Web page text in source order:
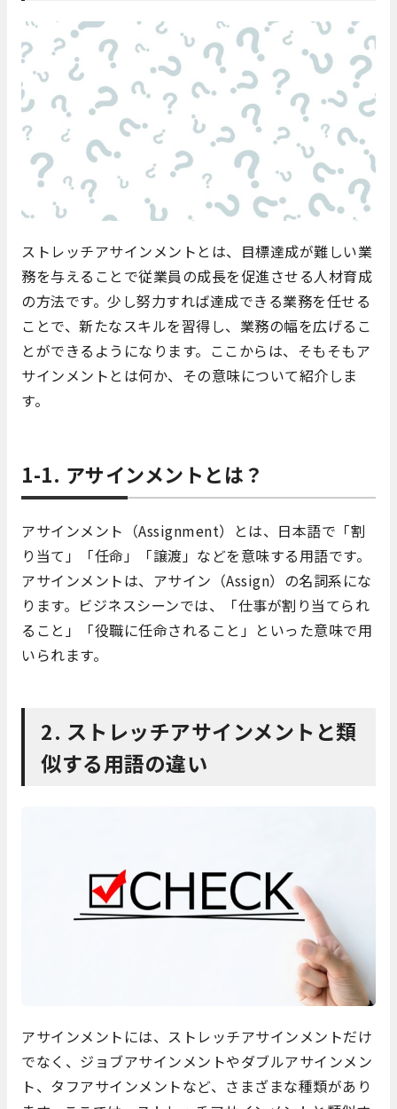
ストレッチアサインメントとは、目標達成が難しい業
務を与えることで従業員の成長を促進させる人材育成
の方法です。少し努力すれば達成できる業務を任せる
ことで、新たなスキルを習得し、業務の幅を広げるこ
とができるようになります。ここからは、そもそもア
サインメントとは何か、その意味について紹介しま
す。
1-1. アサインメントとは？
アサインメント（Assignment）とは、日本語で「割
り当て」「任命」「譲渡」などを意味する用語です。
アサインメントは、アサイン（Assign）の名詞系にな
ります。ビジネスシーンでは、「仕事が割り当てられ
ること」「役職に任命されること」といった意味で用
いられます。
2. ストレッチアサインメントと類
似する用語の違い
アサインメントには、ストレッチアサインメントだけ
でなく、ジョブアサインメントやダブルアサインメン
ト、タフアサインメントなど、さまざまな種類があり